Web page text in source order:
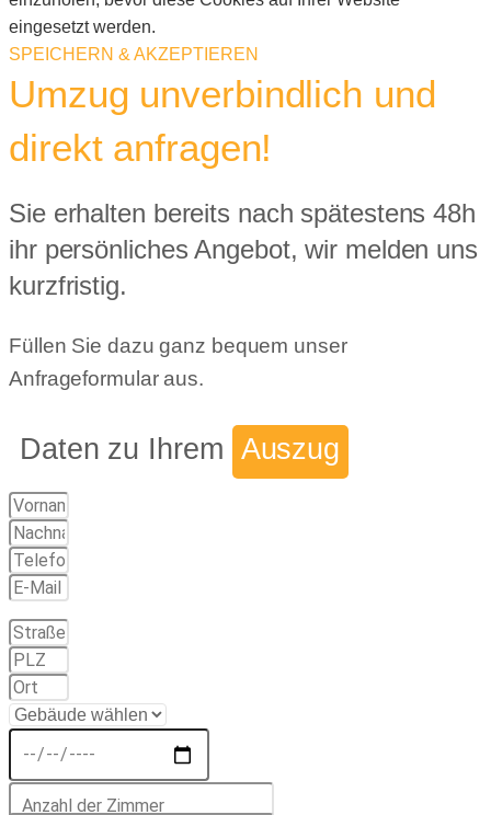
eingesetzt werden.
SPEICHERN & AKZEPTIEREN
Umzug unverbindlich und
direkt anfragen!
Sie erhalten bereits nach spätestens 48h
ihr persönliches Angebot, wir melden uns
kurzfristig.
Füllen Sie dazu ganz bequem unser
Anfrageformular aus.
Daten zu Ihrem Auszug